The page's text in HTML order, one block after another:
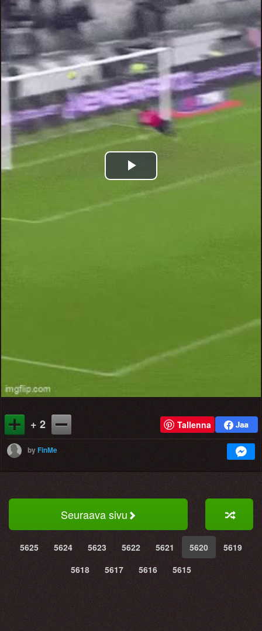
Play
+ 2 Tallenna
byFinMe
Seuraava sivu
5625 5624 5623 5622 5621 5620
5619
5618
5617 5616 5615